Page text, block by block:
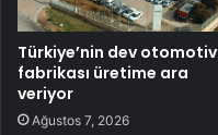
Türkiye’nin dev otomotiv
fabrikası üretime ara
veriyor
Ağustos 7, 2026